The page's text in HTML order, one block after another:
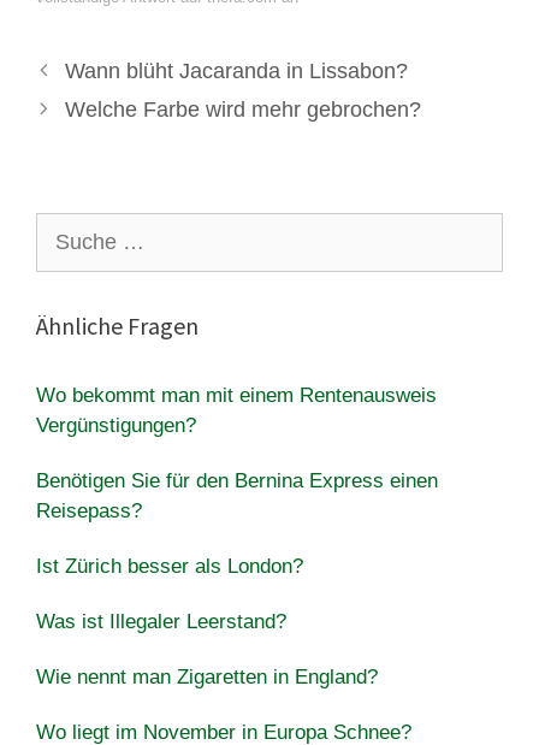
Wann blüht Jacaranda in Lissabon?
Welche Farbe wird mehr gebrochen?
nach:
Ähnliche Fragen
Wo bekommt man mit einem Rentenausweis
Vergünstigungen?
Benötigen Sie für den Bernina Express einen
Reisepass?
Ist Zürich besser als London?
Was ist Illegaler Leerstand?
Wie nennt man Zigaretten in England?
Wo liegt im November in Europa Schnee?